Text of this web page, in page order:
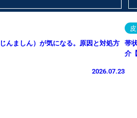
んましん）が気になる。原因と対処方
2026.07.23
帯
介